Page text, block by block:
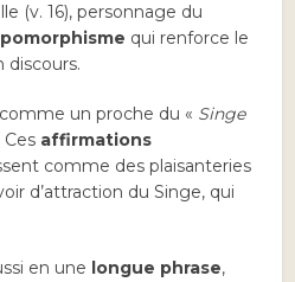
(v. 16), personnage du
qui renforce le
discours.
un proche du « Singe
Ces affirmations
comme des plaisanteries
d’attraction du Singe, qui
en une longue phrase,